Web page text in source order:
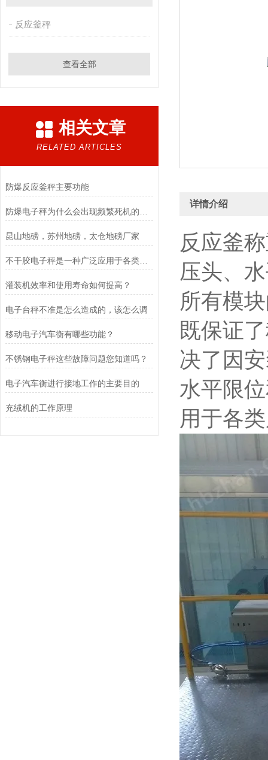
反应釜秤
查看全部
相关文章
RELATED ARTICLES
防爆反应釜秤主要功能
昆山地磅，苏州地磅，太仓地磅厂家
不干胶电子秤是一种广泛应用于各类物品称重的计量设备
灌装机效率和使用寿命如何提高？
电子台秤不准是怎么造成的，该怎么调
移动电子汽车衡有哪些功能？
不锈钢电子秤这些故障问题您知道吗？
电子汽车衡进行接地工作的主要目的
充绒机的工作原理
详情介绍
反应釜
压头、
所有模
既保证
决了因
水平限
用于各